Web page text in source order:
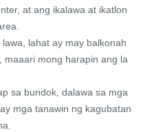
at ang ikalawa at ikatlon
lahat ay may balkonah
maaari mong harapin ang la
sa bundok, dalawa sa mga
mga tanawin ng kagubatan